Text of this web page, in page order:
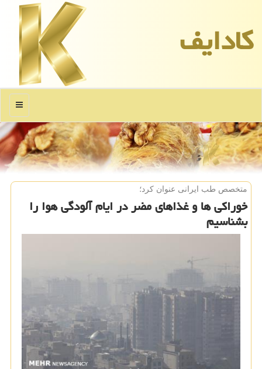
كادایف
منو
متخصص طب ایرانی عنوان كرد؛
خوراكی ها و غذاهای مضر در ایام آلودگی هوا را
بشناسیم